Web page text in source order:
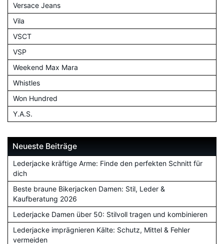
Versace Jeans
Vila
VSCT
VSP
Weekend Max Mara
Whistles
Won Hundred
Y.A.S.
Neueste Beiträge
Lederjacke kräftige Arme: Finde den perfekten Schnitt für
dich
Beste braune Bikerjacken Damen: Stil, Leder &
Kaufberatung 2026
Lederjacke Damen über 50: Stilvoll tragen und kombinieren
Lederjacke imprägnieren Kälte: Schutz, Mittel & Fehler
vermeiden